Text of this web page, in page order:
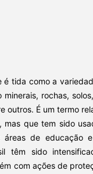
é tida como a
rochas,
outros. É um termo
mas que tem sido
áreas de educação
têm sido
com ações de